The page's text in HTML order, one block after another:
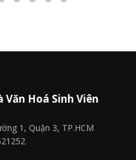
Văn Hoá Sinh Viên
1, Quận 3, TP.HCM